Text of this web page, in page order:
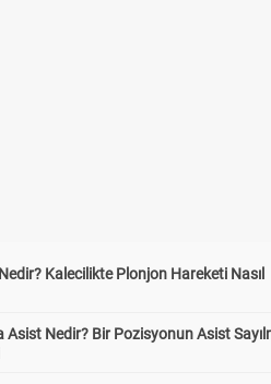
Kalecilikte Plonjon Hareketi Nasıl
Asist Nedir? Bir Pozisyonun Asist